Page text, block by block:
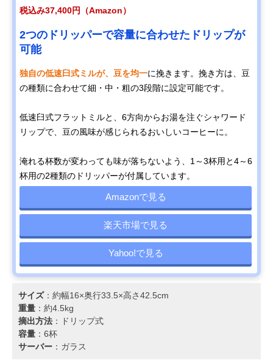
税込み37,400円（Amazon）
2つのドリッパーで容量に合わせたドリップが
可能
独自の低速臼式ミルが、豆を均一に挽きます。挽き方は、豆
の種類に合わせて細・中・粗の3段階に設定可能です。
低速臼式フラットミルと、6方向からお湯を注ぐシャワード
リップで、豆の風味が感じられるおいしいコーヒーに。
淹れる杯数が変わっても味が落ちないよう、1～3杯用と4～6
杯用の2種類のドリッパーが付属しています。
Amazonで見る
楽天市場で見る
Yahoo!で見る
サイズ：約幅16×奥行33.5×高さ42.5cm
重量 ：約4.5kg
摘出方法 ：ドリップ式
容量 ：6杯
サーバー ：ガラス